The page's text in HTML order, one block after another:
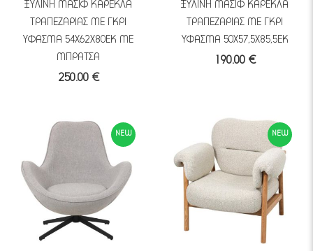
ΞΥΛΙΝΗ ΜΑΣΙΦ ΚΑΡΕΚΛΑ
ΤΡΑΠΕΖΑΡΙΑΣ ΜΕ ΓΚΡΙ
ΥΦΑΣΜΑ 54Χ62Χ80ΕΚ ΜΕ
ΜΠΡΑΤΣΑ
250.00 €
ΞΥΛΙΝΗ ΜΑΣΙΦ ΚΑΡΕΚΛΑ
ΤΡΑΠΕΖΑΡΙΑΣ ΜΕ ΓΚΡΙ
ΥΦΑΣΜΑ 50Χ57,5Χ85,5ΕΚ
190.00 €
NEW NEW